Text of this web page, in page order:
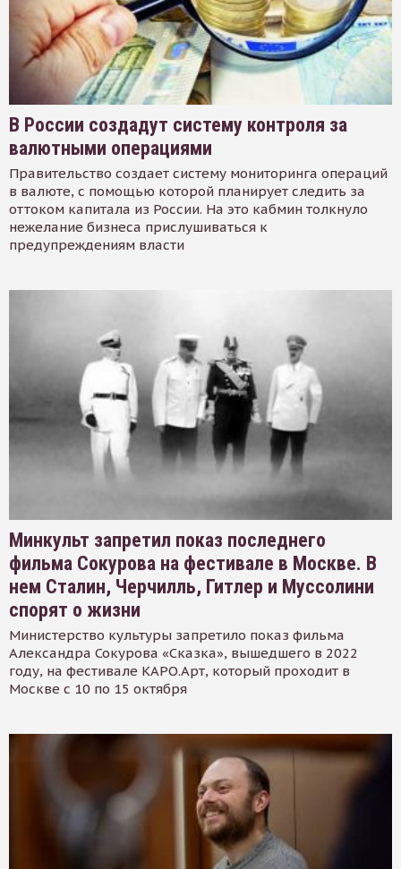
В России создадут систему контроля за
валютными операциями
Правительство создает систему мониторинга операций
в валюте, с помощью которой планирует следить за
оттоком капитала из России. На это кабмин толкнуло
нежелание бизнеса прислушиваться к
предупреждениям власти
Минкульт запретил показ последнего
фильма Сокурова на фестивале в Москве. В
нем Сталин, Черчилль, Гитлер и Муссолини
спорят о жизни
Министерство культуры запретило показ фильма
Александра Сокурова «Сказка», вышедшего в 2022
году, на фестивале КАРО.Арт, который проходит в
Москве с 10 по 15 октября